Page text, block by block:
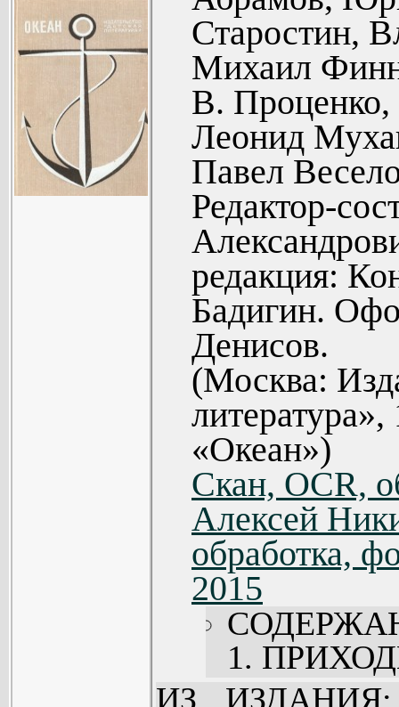
Алексей
(107).
Выбор
Утренняя
Вьется
Отплытие
Кольский
Борис
(151).
корабль
Виктор
Старостин,
Михаил
В. Проценко,
Леонид
Павел
Редактор-
редакция:
Бадигин.
Денисов.
(Москва:
«Океан»)
Скан, OCR,
Алексей
обработка,
2015
1.
В.Н.
ИЗ ИЗДАНИЯ: